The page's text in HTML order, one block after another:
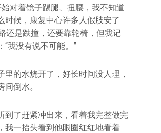
对着镜子踢腿、扭腰，我不知道
时候，康复中心许多人假肢安了
还是跌撞，还要靠轮椅，但我记
“我没有说不可能。”
里的水烧开了，好长时间没人理，
间倒水。
到了赶紧冲出来，看着我完整做完
我一抬头看到他眼圈红红地看着